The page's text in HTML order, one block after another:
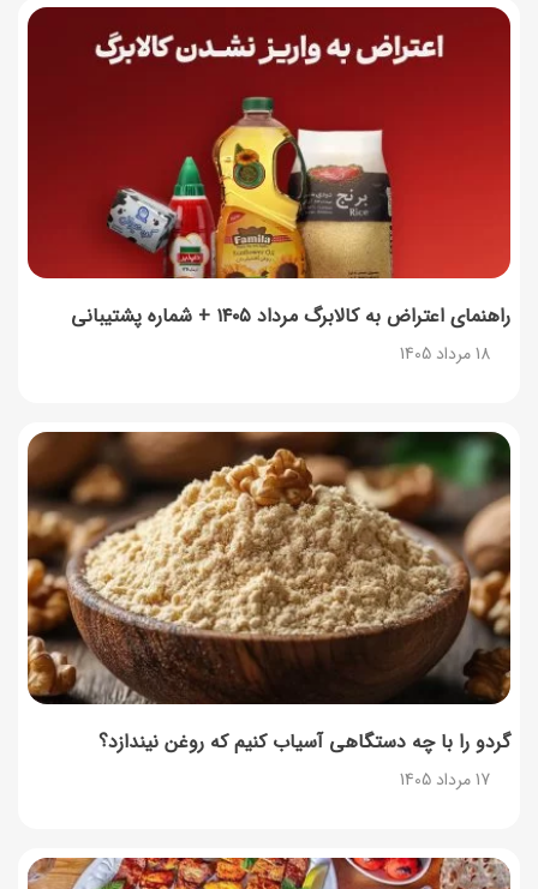
راهنمای اعتراض به کالابرگ مرداد ۱۴۰۵ + شماره پشتیبانی
18 مرداد 1405
گردو را با چه دستگاهی آسیاب کنیم که روغن نیندازد؟
17 مرداد 1405
چرا موجودی کالابرگ کم شده؟ (راهنمای پیگیری + رفع
مشکل)
ساخت فیلم سینمایی «Game of Thrones» رسماً تأیید شد
17 مرداد 1405
آموزش گام به گام برنامه شمیم کالابرگ
17 مرداد 1405
روش‌های استعلام کالابرگ (فعال بودن و موجودی)
17 مرداد 1405
نحوه دریافت رمز خرید کالابرگ برای خرید آنلاین (رمز
یکبارمصرف کالابرگ)
17 مرداد 1405